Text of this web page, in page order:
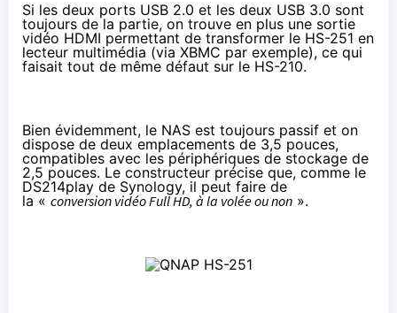
Si les deux ports USB 2.0 et les deux USB 3.0 sont
toujours de la partie, on trouve en plus une sortie
vidéo HDMI permettant de transformer le HS-251 en
lecteur multimédia (via XBMC par exemple), ce qui
faisait tout de même défaut sur le HS-210.
Bien évidemment, le NAS est toujours passif et on
dispose de deux emplacements de 3,5 pouces,
compatibles avec les périphériques de stockage de
2,5 pouces. Le constructeur précise que, comme le
DS214play de Synology, il peut faire de
la « conversion vidéo Full HD, à la volée ou non ».